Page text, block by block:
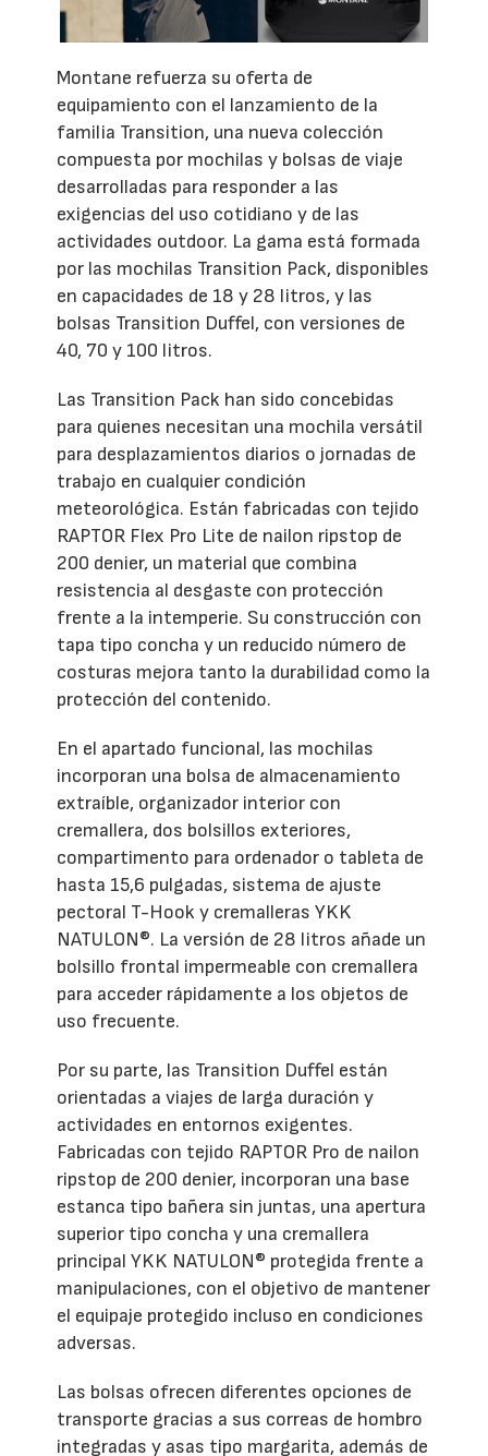
Montane refuerza su oferta de
equipamiento con el lanzamiento de la
familia Transition, una nueva colección
compuesta por mochilas y bolsas de viaje
desarrolladas para responder a las
exigencias del uso cotidiano y de las
actividades outdoor. La gama está formada
por las mochilas Transition Pack, disponibles
en capacidades de 18 y 28 litros, y las
bolsas Transition Duffel, con versiones de
40, 70 y 100 litros.
Las Transition Pack han sido concebidas
para quienes necesitan una mochila versátil
para desplazamientos diarios o jornadas de
trabajo en cualquier condición
meteorológica. Están fabricadas con tejido
RAPTOR Flex Pro Lite de nailon ripstop de
200 denier, un material que combina
resistencia al desgaste con protección
frente a la intemperie. Su construcción con
tapa tipo concha y un reducido número de
costuras mejora tanto la durabilidad como la
protección del contenido.
En el apartado funcional, las mochilas
incorporan una bolsa de almacenamiento
extraíble, organizador interior con
cremallera, dos bolsillos exteriores,
compartimento para ordenador o tableta de
hasta 15,6 pulgadas, sistema de ajuste
pectoral T-Hook y cremalleras YKK
NATULON®. La versión de 28 litros añade un
bolsillo frontal impermeable con cremallera
para acceder rápidamente a los objetos de
uso frecuente.
Por su parte, las Transition Duffel están
orientadas a viajes de larga duración y
actividades en entornos exigentes.
Fabricadas con tejido RAPTOR Pro de nailon
ripstop de 200 denier, incorporan una base
estanca tipo bañera sin juntas, una apertura
superior tipo concha y una cremallera
principal YKK NATULON® protegida frente a
manipulaciones, con el objetivo de mantener
el equipaje protegido incluso en condiciones
adversas.
Las bolsas ofrecen diferentes opciones de
transporte gracias a sus correas de hombro
integradas y asas tipo margarita, además de